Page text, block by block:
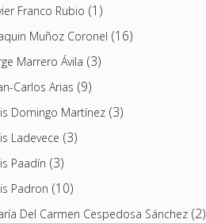
Franco Rubio (1)
Muñoz Coronel (16)
Marrero Ávila (3)
Carlos Arias (9)
Domingo Martínez(3)
Ladevece (3)
Paadín (3)
Padron (10)
Del Carmen Cespedosa Sánchez(2)